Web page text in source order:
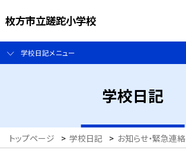
枚方市立蹉跎小学校
学校日記メニュー
学校日記
トップページ > 学校日記 > お知らせ・緊急連絡